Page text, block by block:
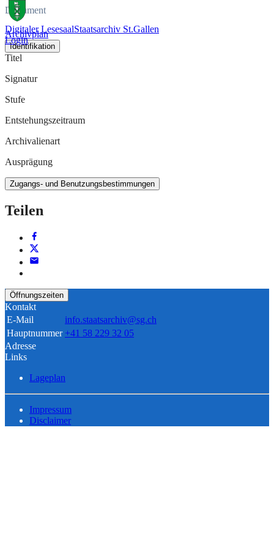
Digitaler LesesaalStaatsarchiv St.Gallen
Login
Dokument
Archivplan
Identifikation
Titel
Signatur
Stufe
Entstehungszeitraum
Archivalienart
Ausprägung
Zugangs- und Benutzungsbestimmungen
Teilen
Öffnungszeiten
Kontakt
E-Mail
info.staatsarchiv@sg.ch
Hauptnummer +41 58 229 32 05
Adresse
Links
Lageplan
Impressum
Disclaimer